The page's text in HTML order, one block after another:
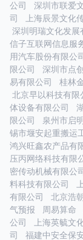
公司
深圳市联爱
司
上海辰景文化
深圳明瑞文化发展
信子互联网信息服
用汽车股份有限公
限公司
深圳市点
易有限公司
桂林
北京早以科技有限
体设备有限公司
限公司
泉州市启
锡市堰安起重搬运
鸿兴旺鑫农产品有
压丙网络科技有限
密传动机械有限公
料科技有限公司
有限公司
北京浩
气预报
周易算命
公司
上海英毓文
司
福建中安全保